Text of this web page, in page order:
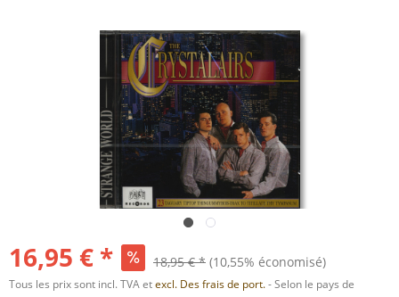
16,95 € * 18,95 € * (10,55% économisé)
Tous les prix sont incl. TVA etexcl. Des frais de port.- Selon le pays de